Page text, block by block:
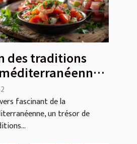
des traditions
moderne
fascinant de la
un trésor de